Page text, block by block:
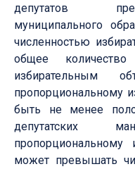
депутатов
муниципального
численностью
общее
избирательным
пропорциональному
быть не менее
депутатских
может превышать